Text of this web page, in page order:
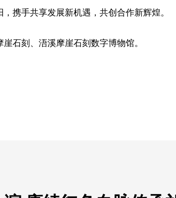
携手共享发展新机遇，共创合作新辉煌。
石刻、浯溪摩崖石刻数字博物馆。